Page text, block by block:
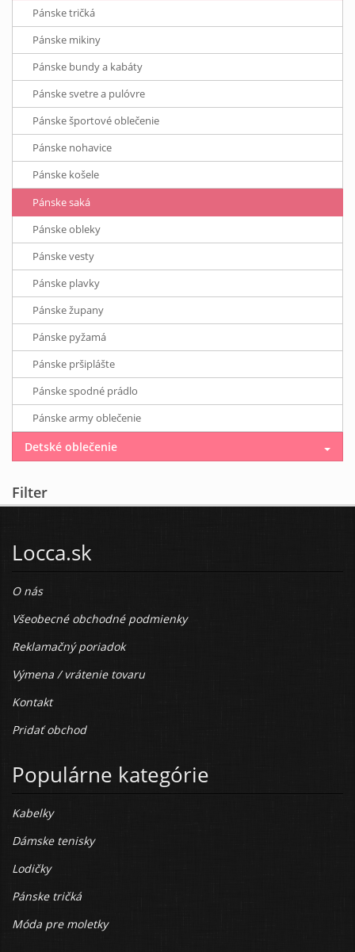
Pánske tričká
Pánske mikiny
Pánske bundy a kabáty
Pánske svetre a pulóvre
Pánske športové oblečenie
Pánske nohavice
Pánske košele
Pánske saká
Pánske obleky
Pánske vesty
Pánske plavky
Pánske župany
Pánske pyžamá
Pánske pršiplášte
Pánske spodné prádlo
Pánske army oblečenie
Detské oblečenie
Filter
Locca.sk
O nás
Všeobecné obchodné podmienky
Reklamačný poriadok
Výmena / vrátenie tovaru
Kontakt
Pridať obchod
Populárne kategórie
Kabelky
Dámske tenisky
Lodičky
Pánske tričká
Móda pre moletky